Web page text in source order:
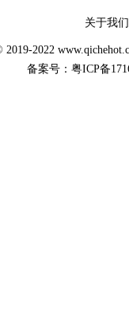
关于我们
2019-2022
备案号： 粤ICP备